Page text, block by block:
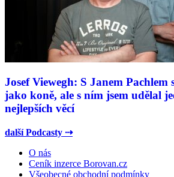
Josef Viewegh: S Janem Pachlem
jako koně, ale s ním jsem udělal
nejlepších věcí
další Podcasty ⇢
O nás
Ceník inzerce Borovan.cz
Všeobecné obchodní podmínky